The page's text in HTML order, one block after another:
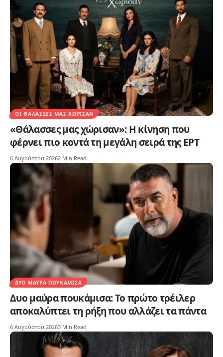
ΟΙ ΘΆΛΑΣΣΕΣ ΜΑΣ ΧΏΡΙΣΑΝ
«Θάλασσες μας χώρισαν»: Η κίνηση που
φέρνει πιο κοντά τη μεγάλη σειρά της ΕΡΤ
6 Αυγούστου 20262 Min Read
ΔΥΟ ΜΑΎΡΑ ΠΟΥΚΆΜΙΣΑ
Δυο μαύρα πουκάμισα: Το πρώτο τρέιλερ
αποκαλύπτει τη ρήξη που αλλάζει τα πάντα
6 Αυγούστου 20263 Min Read